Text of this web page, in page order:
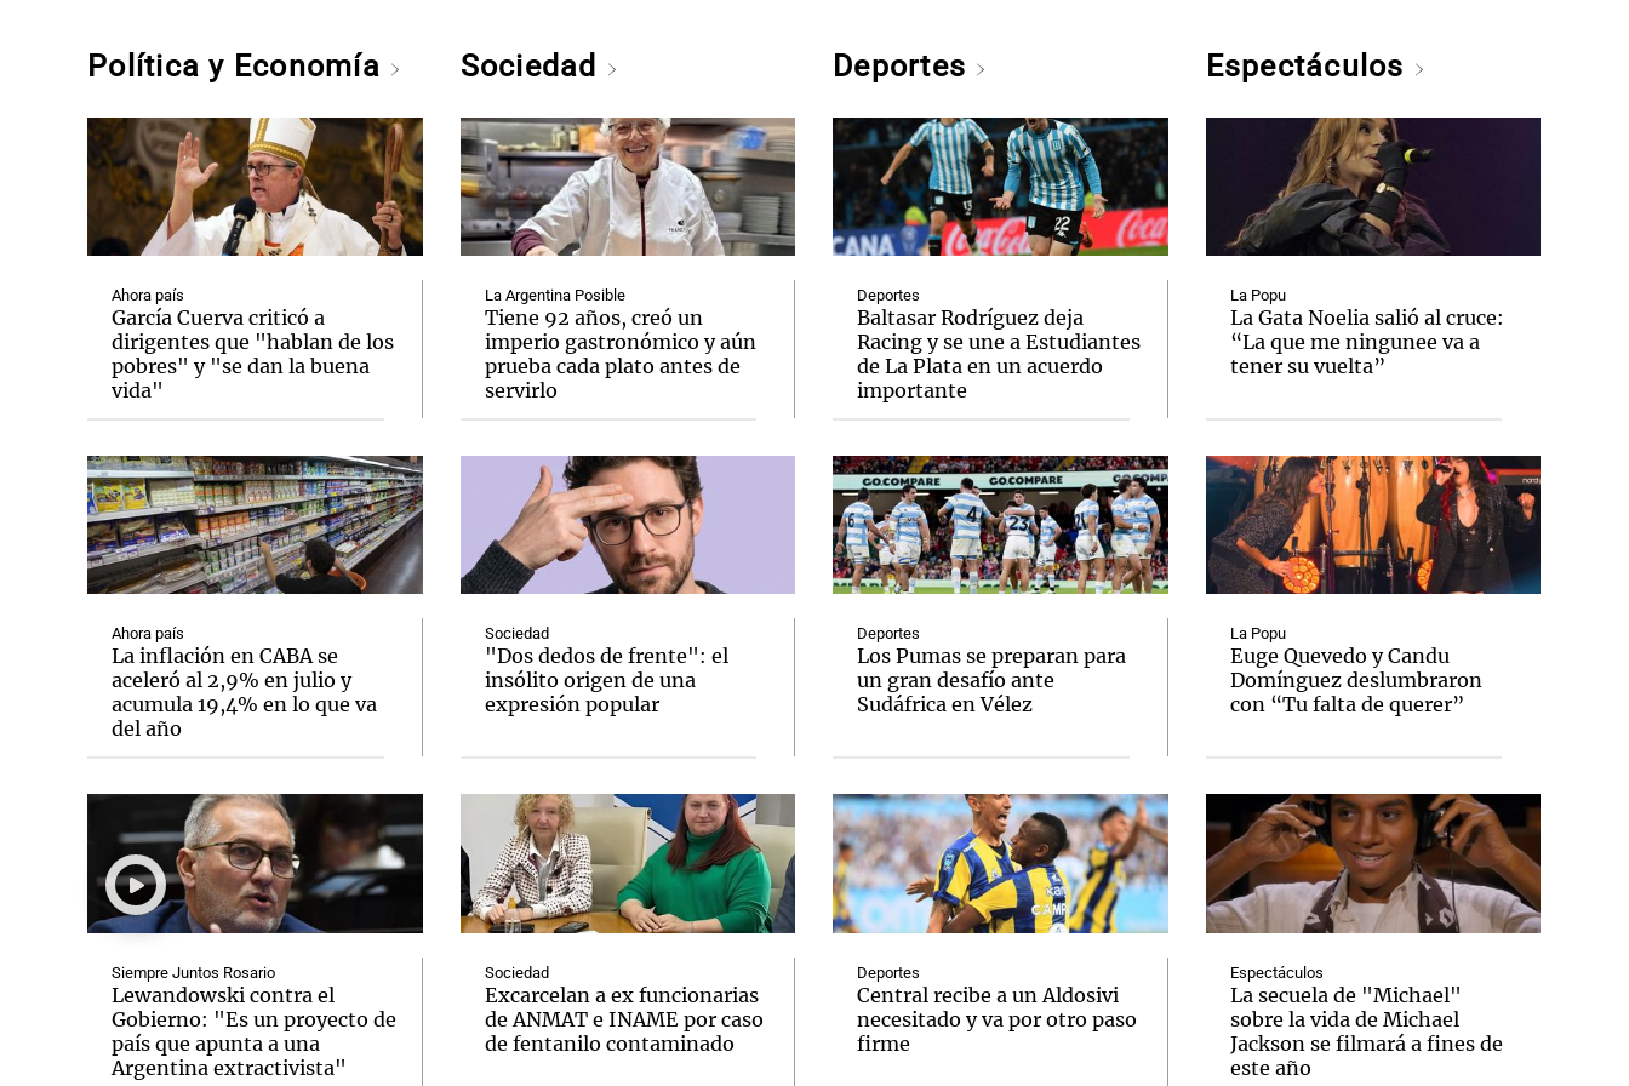
Política y Economía
Ahora país
García Cuerva criticó a
dirigentes que "hablan de los
pobres" y "se dan la buena
vida"
Ahora país
La inflación en CABA se
aceleró al 2,9% en julio y
acumula 19,4% en lo que va
del año
Siempre Juntos Rosario
Lewandowski contra el
Gobierno: "Es un proyecto de
país que apunta a una
Argentina extractivista"
Sociedad
La Argentina Posible
Tiene 92 años, creó un
imperio gastronómico y aún
prueba cada plato antes de
servirlo
Sociedad
"Dos dedos de frente": el
insólito origen de una
expresión popular
Sociedad
Excarcelan a ex funcionarias
de ANMAT e INAME por caso
de fentanilo contaminado
Deportes
Deportes
Baltasar Rodríguez deja
Racing y se une a Estudiantes
de La Plata en un acuerdo
importante
Deportes
Los Pumas se preparan para
un gran desafío ante
Sudáfrica en Vélez
Deportes
Central recibe a un Aldosivi
necesitado y va por otro paso
firme
Espectáculos
La Popu
La Gata Noelia salió al cruce:
“La que me ningunee va a
tener su vuelta”
La Popu
Euge Quevedo y Candu
Domínguez deslumbraron
con “Tu falta de querer”
Espectáculos
La secuela de "Michael"
sobre la vida de Michael
Jackson se filmará a fines de
este año
Notas Notas
El huracán de Arequito Cadena 3 en Groenlandia
Notas